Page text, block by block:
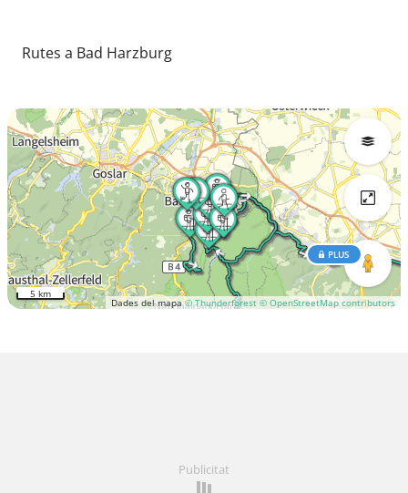
Rutes a Bad Harzburg
Dades del mapa© Thunderforest © OpenStreetMap contributors
PLUS
5 km
Publicitat